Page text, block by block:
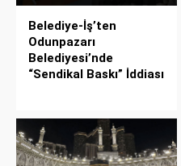
Belediye-İş’ten
Odunpazarı
Belediyesi’nde
“Sendikal Baskı” İddiası